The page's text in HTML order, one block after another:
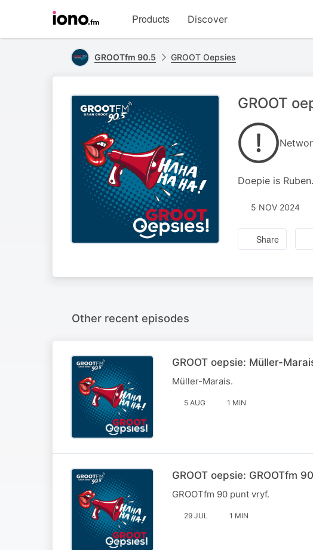
homepage
Products Discover
GROOTfm 90.5 GROOT Oepsies
GROOT
Doepie is Ruben.
5 NOV 2024
Share
Other recent episodes
GROOT oepsie: Müller-
Müller-Marais.
5 AUG 1 MIN
GROOT oepsie: GROOTfm
GROOTfm 90 punt vryf.
29 JUL 1 MIN